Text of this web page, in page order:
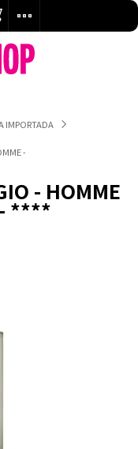
IMPORTADA
- EDT - 50 ML - ****
- HOMME
- ****